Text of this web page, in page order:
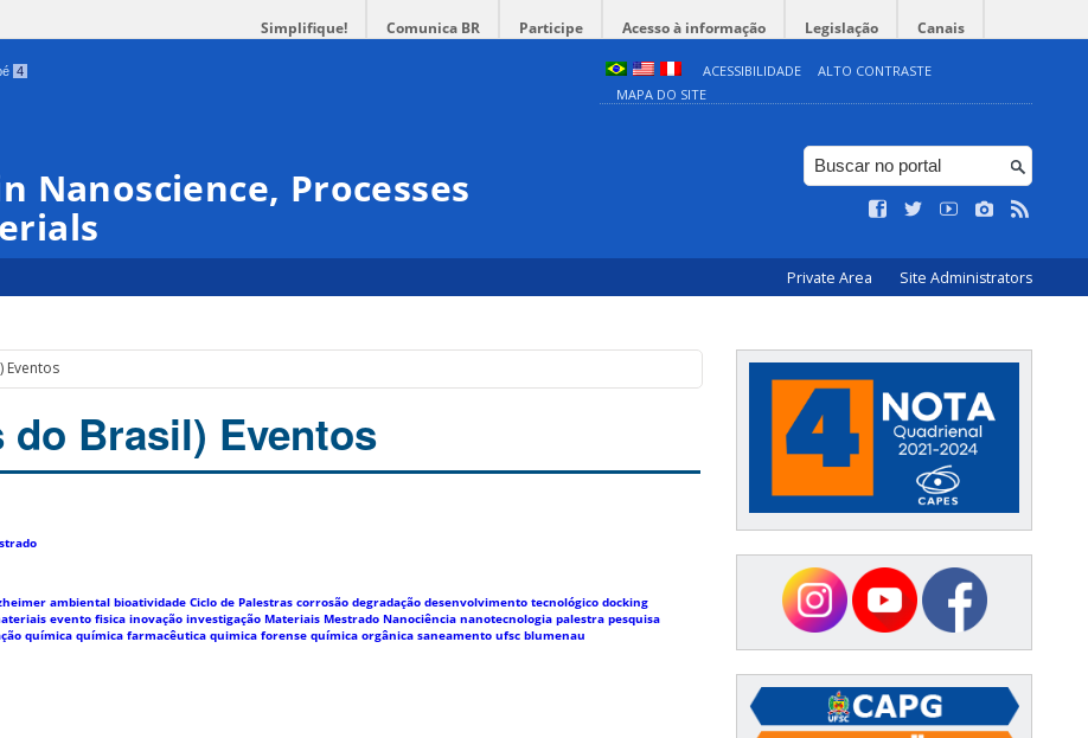
Simplifique! Comunica BR Participe Acesso à informação Legislação Canais
4 ACESSIBILIDADE
ALTO CONTRASTE
MAPA DO SITE
Nanoscience, Processes
Private Area Site Administrators
Eventos
do Brasil) Eventos
ambiental bioatividade Ciclo de Palestras corrosão degradação desenvolvimento tecnológico docking
evento fisica inovação investigação Materiais Mestrado Nanociência nanotecnologia palestra pesquisa
química química farmacêutica quimica forense química orgânica saneamento ufsc blumenau